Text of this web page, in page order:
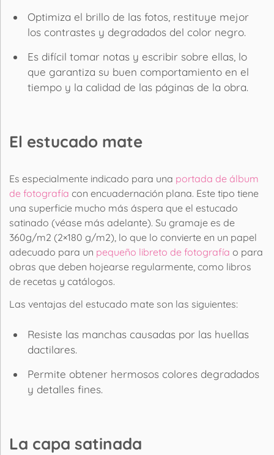
Optimiza el brillo de las fotos, restituye mejor
los contrastes y degradados del color negro.
Es difícil tomar notas y escribir sobre ellas, lo
que garantiza su buen comportamiento en el
tiempo y la calidad de las páginas de la obra.
El estucado mate
Es especialmente indicado para una portada de álbum
de fotografía con encuadernación plana. Este tipo tiene
una superficie mucho más áspera que el estucado
satinado (véase más adelante). Su gramaje es de
360g/m2 (2×180 g/m2), lo que lo convierte en un papel
adecuado para un pequeño libreto de fotografía o para
obras que deben hojearse regularmente, como libros
de recetas y catálogos.
Las ventajas del estucado mate son las siguientes:
Resiste las manchas causadas por las huellas
dactilares.
Permite obtener hermosos colores degradados
y detalles fines.
La capa satinada